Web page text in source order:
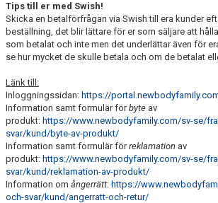
Tips till er med Swish!
Skicka en betalförfrågan via Swish till era kunder
beställning, det blir lättare för er som säljare att
som betalat och inte men det underlättar även för
se hur mycket de skulle betala och om de betalat
Länk till:
Inloggningssidan: https://
Information samt formulär förbyte av
produkt: https://www.newbodyfamily.com/sv-se/
svar/kund/byte-av-produkt/
Information samt formulär förreklamation av
produkt: https://www.newbodyfamily.com/sv-se/
svar/kund/reklamation-av-produkt/
Information om ångerrätt: https://
och-svar/kund/angerratt-och-retur/